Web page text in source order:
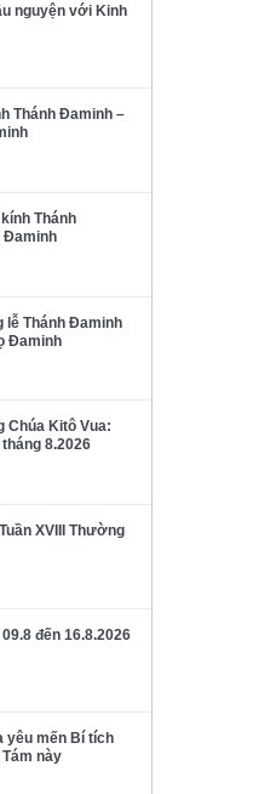
nguyện với Kinh
Thánh Đaminh –
Thánh
Đaminh
lễ Thánh Đaminh
Đaminh
Chúa Kitô Vua:
8.2026
XVIII Thường
đến 16.8.2026
yêu mến Bí tích
này